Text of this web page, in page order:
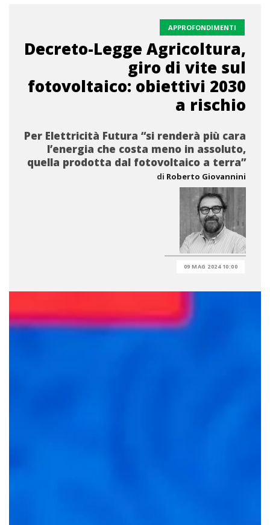
APPROFONDIMENTI
Decreto-Legge Agricoltura,
giro di vite sul
fotovoltaico: obiettivi 2030
a rischio
Per Elettricità Futura “si renderà più cara
l’energia che costa meno in assoluto,
quella prodotta dal fotovoltaico a terra”
di Roberto Giovannini
09 MAG 2024 10:00